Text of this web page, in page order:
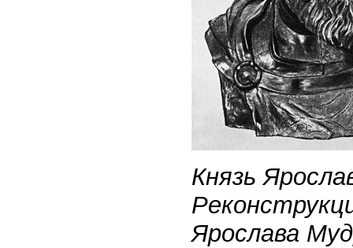
Князь
Ярослава